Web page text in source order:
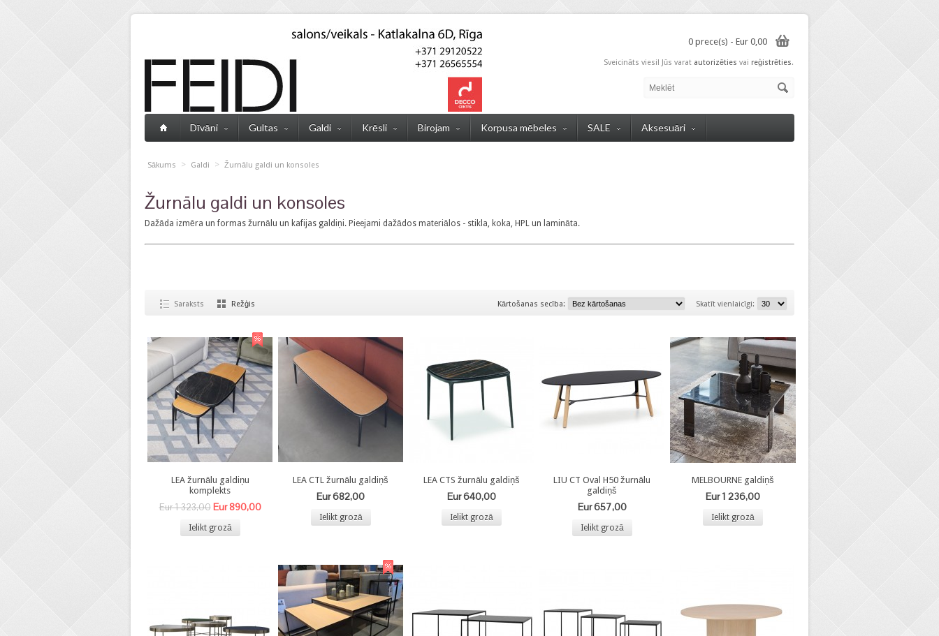
Sveicināts viesi! Jūs varat autorizēties vai reģistrēties.
0 prece(s) - Eur 0,00
Dīvāni Gultas Galdi Krēsli Birojam Korpusa mēbeles SALE Aksesuāri
Sākums > Galdi > Žurnālu galdi un konsoles
Žurnālu galdi un konsoles
Dažāda izmēra un formas žurnālu un kafijas galdiņi. Pieejami dažādos materiālos - stikla, koka, HPL un lamināta.
Saraksts Režģis Skatīt vienlaicīgi:
Kārtošanas secība:
LEA žurnālu galdiņu
komplekts
Eur 1 323,00 Eur 890,00
Ielikt grozā
LEA CTL žurnālu galdiņš
Eur 682,00
Ielikt grozā
LEA CTS žurnālu galdiņš
Eur 640,00
Ielikt grozā
LIU CT Oval H50 žurnālu
galdiņš
Eur 657,00
Ielikt grozā
MELBOURNE galdiņš
Eur 1 236,00
Ielikt grozā